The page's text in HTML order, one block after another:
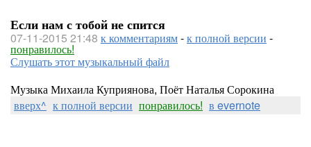
Если нам с тобой не спится
07-11-2015 21:48 к комментариям-к полной версии -
понравилось!
Слушать этот музыкальный файл
Музыка Михаила Куприянова, Поёт Наталья Сорокина
вверх^ к полной версии понравилось! в evernote